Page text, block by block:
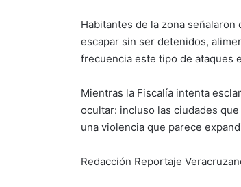
Habitantes de la zona
escapar sin ser detenidos,
frecuencia este tipo de ataques
Mientras la Fiscalía intenta
ocultar: incluso las ciudades
una violencia que parece
Redacción Reportaje